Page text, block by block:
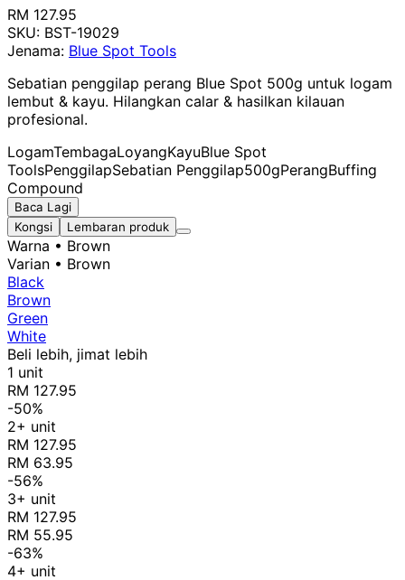
RM 127.95
SKU: BST-19029
Jenama: Blue Spot Tools
Sebatian penggilap perang Blue Spot 500g untuk logam
lembut & kayu. Hilangkan calar & hasilkan kilauan
profesional.
LogamTembagaLoyangKayuBlue Spot
ToolsPenggilapSebatian Penggilap500gPerangBuffing
Compound
Baca Lagi
Kongsi
Lembaran produk
Warna • Brown
Varian • Brown
Black
Brown
Green
White
Beli lebih, jimat lebih
1 unit
RM 127.95
-50%
2+ unit
RM 127.95
RM 63.95
-56%
3+ unit
RM 127.95
RM 55.95
-63%
4+ unit